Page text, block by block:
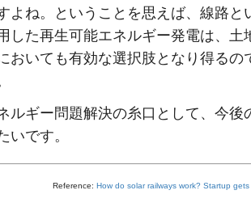
よね。ということを思えば、線路と
した再生可能エネルギー発電は、土
おいても有効な選択肢となり得るの
ルギー問題解決の糸口として、今後
いです。
Reference: How do solar railways work? Startup